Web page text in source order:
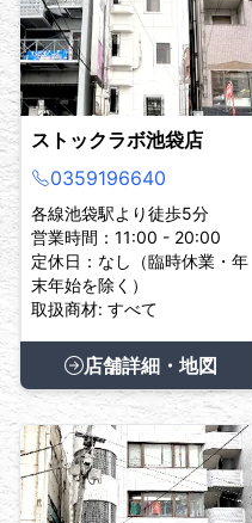
ストックラボ池袋店
0359196640
各線池袋駅より徒歩5分
営業時間：11:00 - 20:00
定休日：なし（臨時休業・年
末年始を除く）
取扱商材: すべて
店舗詳細・地図